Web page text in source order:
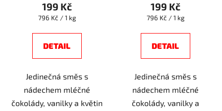
199 Kč
Měrná
796 Kč / 1 kg
DETAIL
Jedinečná směs s
nádechem mléčné
čokolády, vanilky a květin
199 Kč
Měrná
796 Kč / 1 kg
DETAIL
Jedinečná směs s
nádechem mléčné
čokolády, vanilky a